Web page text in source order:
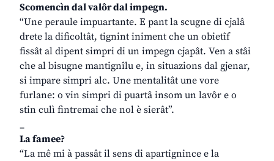
Scomencìn dal valôr dal impegn.
“Une peraule impuartante. E pant la scugne di cjalâ
drete la dificoltât, tignint iniment che un obietîf
fissât al dipent simpri di un impegn cjapât. Ven a stâi
che al bisugne mantignîlu e, in situazions dal gjenar,
si impare simpri alc. Une mentalitât une vore
furlane: o vin simpri di puartâ insom un lavôr e o
stin culì fintremai che nol è sierât”.
_
La famee?
“La mê mi à passât il sens di apartignince e la